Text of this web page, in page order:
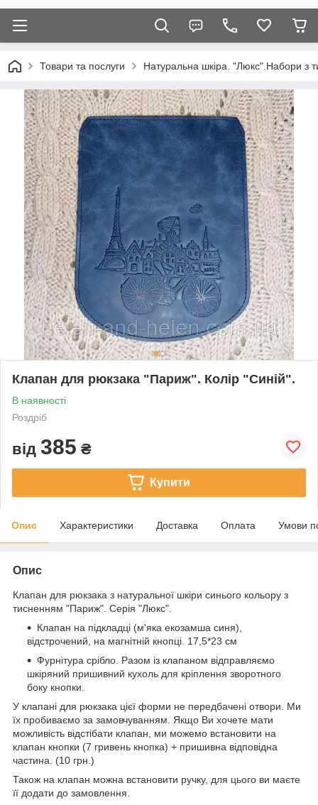
Товари та послуги Натуральна шкіра. "Люкс".Набори з
Клапан для рюкзака "Париж". Колір "Синій".
В наявності
Роздріб
від 385 ₴
Купити
Опис Характеристики Доставка Оплата Умови
Опис
Клапан для рюкзака з натуральної шкіри синього кольору з
тисненням "Париж". Серія "Люкс".
Клапан на підкладці (м'яка екозамша синя),
відстрочений, на магнітній кнопці. 17,5*23 см
Фурнітура срібло. Разом із клапаном відправляємо
шкіряний пришивний кухоль для кріплення зворотного
боку кнопки.
У клапані для рюкзака цієї форми не передбачені отвори. Ми
їх пробиваємо за замовчуванням. Якщо Ви хочете мати
можливість відстібати клапан, ми можемо встановити на
клапан кнопки (7 гривень кнопка) + пришивна відповідна
частина. (10 грн.)
Також на клапан можна встановити ручку, для цього ви маєте
її додати до замовлення.